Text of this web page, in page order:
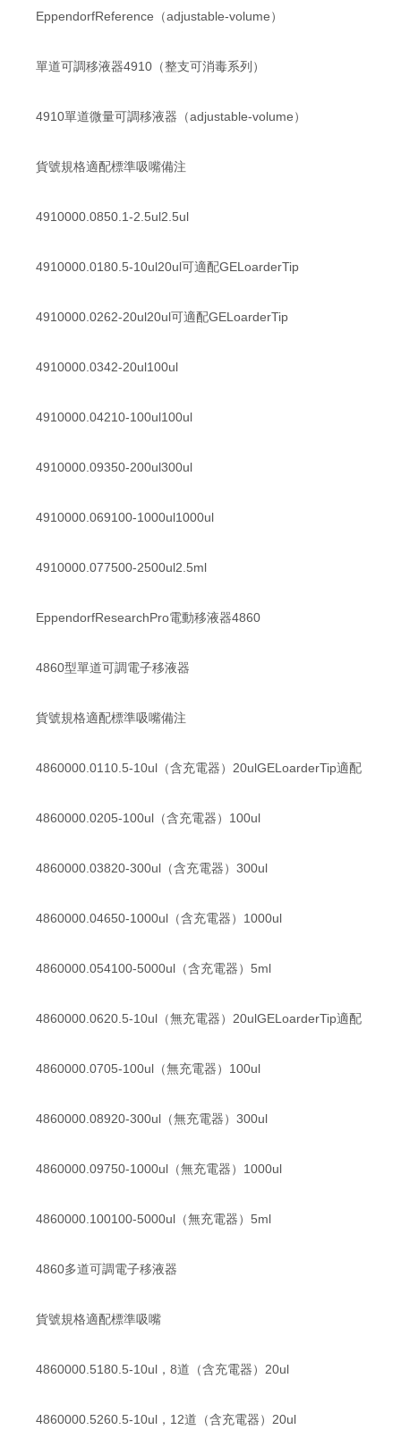
EppendorfReference（adjustable-volume）
單道可調移液器4910（整支可消毒系列）
4910單道微量可調移液器（adjustable-volume）
貨號規格適配標準吸嘴備注
4910000.0850.1-2.5ul2.5ul
4910000.0180.5-10ul20ul可適配GELoarderTip
4910000.0262-20ul20ul可適配GELoarderTip
4910000.0342-20ul100ul
4910000.04210-100ul100ul
4910000.09350-200ul300ul
4910000.069100-1000ul1000ul
4910000.077500-2500ul2.5ml
EppendorfResearchPro電動移液器4860
4860型單道可調電子移液器
貨號規格適配標準吸嘴備注
4860000.0110.5-10ul（含充電器）20ulGELoarderTip適配
4860000.0205-100ul（含充電器）100ul
4860000.03820-300ul（含充電器）300ul
4860000.04650-1000ul（含充電器）1000ul
4860000.054100-5000ul（含充電器）5ml
4860000.0620.5-10ul（無充電器）20ulGELoarderTip適配
4860000.0705-100ul（無充電器）100ul
4860000.08920-300ul（無充電器）300ul
4860000.09750-1000ul（無充電器）1000ul
4860000.100100-5000ul（無充電器）5ml
4860多道可調電子移液器
貨號規格適配標準吸嘴
4860000.5180.5-10ul，8道（含充電器）20ul
4860000.5260.5-10ul，12道（含充電器）20ul